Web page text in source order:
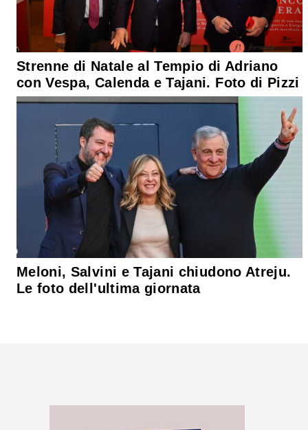
Strenne di Natale al Tempio di Adriano
con Vespa, Calenda e Tajani. Foto di Pizzi
Meloni, Salvini e Tajani chiudono Atreju.
Le foto dell'ultima giornata